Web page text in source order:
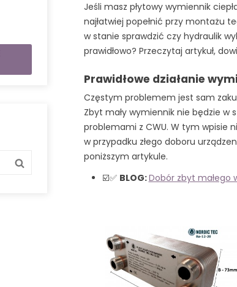
Jeśli masz płytowy wymiennik
najłatwiej popełnić przy montażu
w stanie sprawdzić czy hydraulik
prawidłowo? Przeczytaj artykuł,
Prawidłowe działanie
Częstym problemem jest sam
Zbyt mały wymiennik nie będzie
problemami z CWU. W tym wpisie
w przypadku złego doboru
poniższym artykule.
☑️✅ BLOG:Dobór zbyt małego